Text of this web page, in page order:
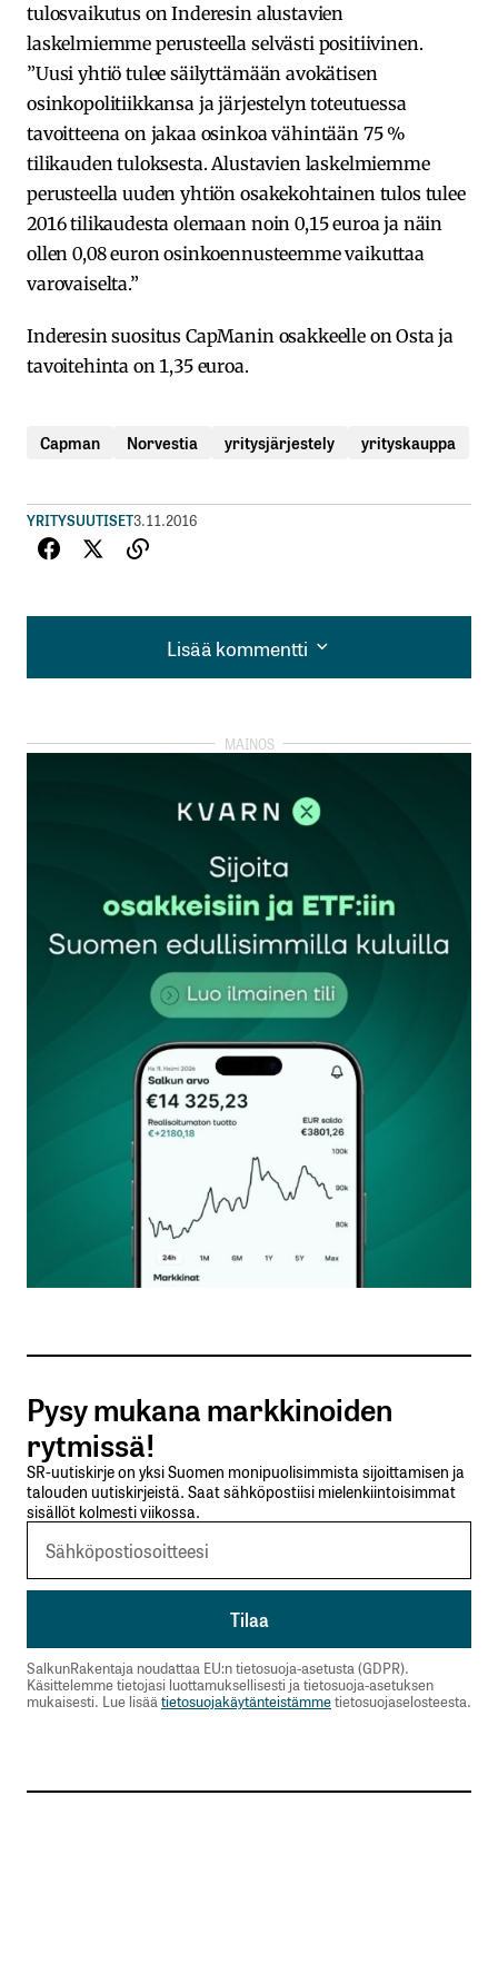
tulosvaikutus on Inderesin alustavien
laskelmiemme perusteella selvästi positiivinen.
”Uusi yhtiö tulee säilyttämään avokätisen
osinkopolitiikkansa ja järjestelyn toteutuessa
tavoitteena on jakaa osinkoa vähintään 75 %
tilikauden tuloksesta. Alustavien laskelmiemme
perusteella uuden yhtiön osakekohtainen tulos tulee
2016 tilikaudesta olemaan noin 0,15 euroa ja näin
ollen 0,08 euron osinkoennusteemme vaikuttaa
varovaiselta.”
Inderesin suositus CapManin osakkeelle on Osta ja
tavoitehinta on 1,35 euroa.
Capman Norvestia yritysjärjestely yrityskauppa
YRITYSUUTISET3.11.2016
Lisää kommentti
Lisää kommentti
kirjautua
rekisteröityä
Sähköpostiosoitettasi ei julkaista.Pakolliset
kentät on merkitty*
Kommentti*
Nimesi tai nimimerkkisi
Sähköpostiosoitteesi
Tilaa SalkunRakentajan uutiskirje
Lähetä kommentti
Pysy mukana markkinoiden
rytmissä!
SR-uutiskirje on yksi Suomen monipuolisimmista sijoittamisen ja
talouden uutiskirjeistä. Saat sähköpostiisi mielenkiintoisimmat
sisällöt kolmesti viikossa.
SalkunRakentaja noudattaa EU:n tietosuoja-asetusta (GDPR).
Käsittelemme tietojasi luottamuksellisesti ja tietosuoja-asetuksen
mukaisesti. Lue lisää tietosuojakäytänteistämmetietosuojaselosteesta.